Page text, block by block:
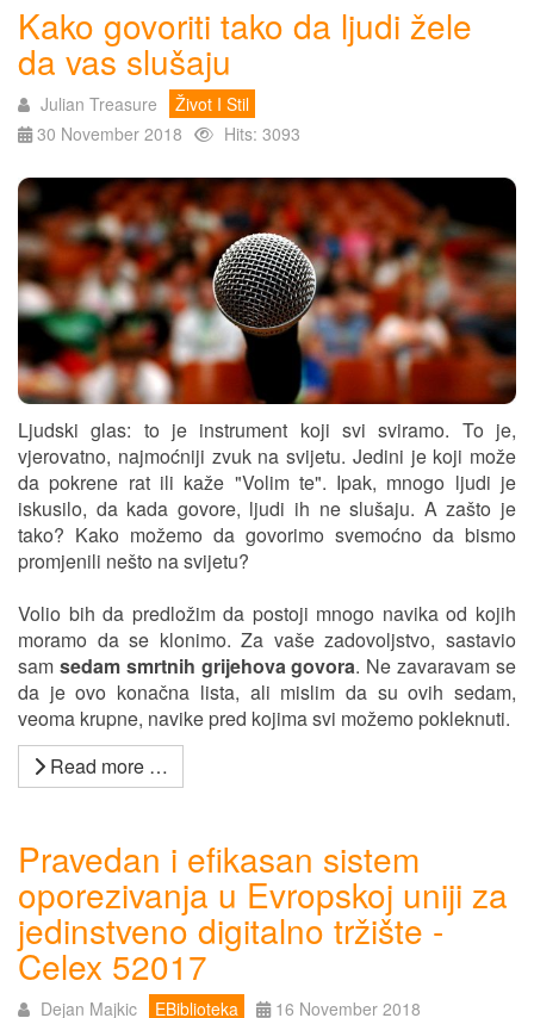
Kako govoriti tako da ljudi žele
da vas slušaju
Julian Treasure
Život I Stil
30 November 2018
Hits: 3093
Ljudski glas: to je instrument koji svi sviramo. To je,
vjerovatno, najmoćniji zvuk na svijetu. Jedini je koji može
da pokrene rat ili kaže "Volim te". Ipak, mnogo ljudi je
iskusilo, da kada govore, ljudi ih ne slušaju. A zašto je
tako? Kako možemo da govorimo svemoćno da bismo
promjenili nešto na svijetu?
Volio bih da predložim da postoji mnogo navika od kojih
moramo da se klonimo. Za vaše zadovoljstvo, sastavio
sam sedam smrtnih grijehova govora. Ne zavaravam se
da je ovo konačna lista, ali mislim da su ovih sedam,
veoma krupne, navike pred kojima svi možemo pokleknuti.
Read more …
Pravedan i efikasan sistem
oporezivanja u Evropskoj uniji za
jedinstveno digitalno tržište -
Celex 52017
Dejan Majkic EBiblioteka
16 November 2018